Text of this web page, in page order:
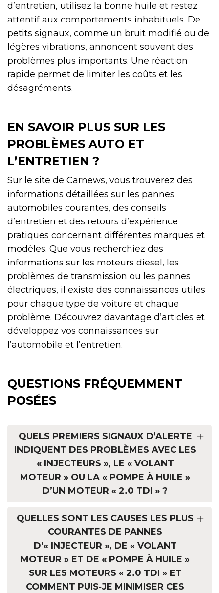
d’entretien, utilisez la bonne huile et restez
attentif aux comportements inhabituels. De
petits signaux, comme un bruit modifié ou de
légères vibrations, annoncent souvent des
problèmes plus importants. Une réaction
rapide permet de limiter les coûts et les
désagréments.
EN SAVOIR PLUS SUR LES
PROBLÈMES AUTO ET
L’ENTRETIEN ?
Sur le site de Carnews, vous trouverez des
informations détaillées sur les pannes
automobiles courantes, des conseils
d’entretien et des retours d’expérience
pratiques concernant différentes marques et
modèles. Que vous recherchiez des
informations sur les moteurs diesel, les
problèmes de transmission ou les pannes
électriques, il existe des connaissances utiles
pour chaque type de voiture et chaque
problème. Découvrez davantage d’articles et
développez vos connaissances sur
l’automobile et l’entretien.
QUESTIONS FRÉQUEMMENT
POSÉES
QUELS PREMIERS SIGNAUX D’ALERTE
INDIQUENT DES PROBLÈMES AVEC LES
« INJECTEURS », LE « VOLANT
MOTEUR » OU LA « POMPE À HUILE »
D’UN MOTEUR « 2.0 TDI » ?
QUELLES SONT LES CAUSES LES PLUS
COURANTES DE PANNES
D’« INJECTEUR », DE « VOLANT
MOTEUR » ET DE « POMPE À HUILE »
SUR LES MOTEURS « 2.0 TDI » ET
COMMENT PUIS‑JE MINIMISER CES